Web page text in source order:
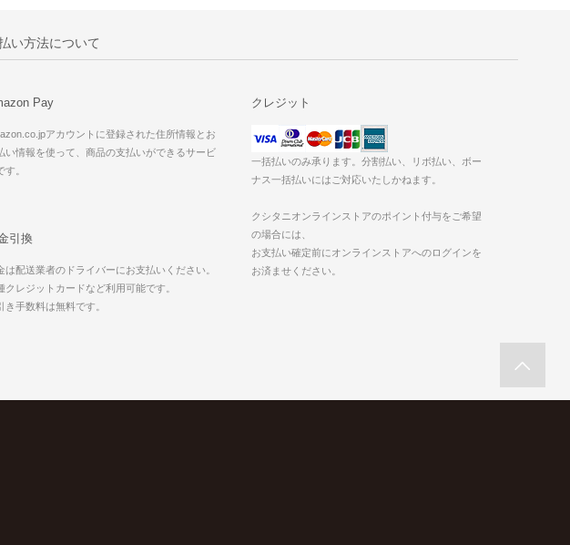
い方法について
Pay
アカウントに登録された住所情報とお
い情報を使って、商品の支払いができるサービ
す。
クレジット
一括払いのみ承ります。分割払い、リボ払い、ボー
ナス一括払いにはご対応いたしかねます。
クシタニオンラインストアのポイント付与をご希望
の場合には、
お支払い確定前にオンラインストアへのログインを
お済ませください。
引換
は配送業者のドライバーにお支払いください。
クレジットカードなど利用可能です。
き手数料は無料です。